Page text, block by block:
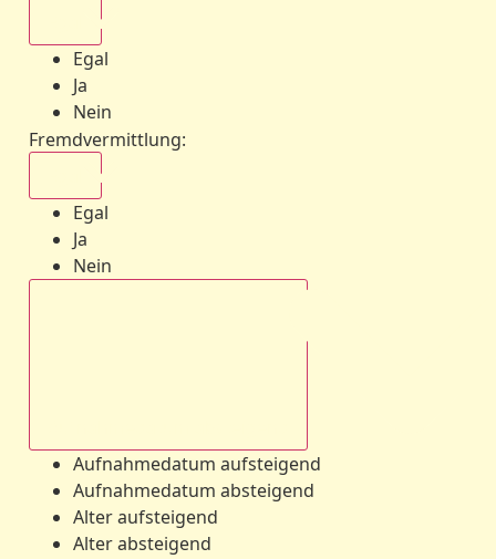
Egal
Ja
Nein
Fremdvermittlung:
Egal
Ja
Nein
Aufnahmedatum aufsteigend
Aufnahmedatum absteigend
Alter aufsteigend
Alter absteigend